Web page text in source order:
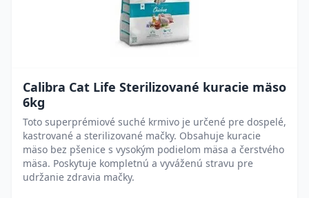
Calibra Cat Life Sterilizované kuracie mäso
6kg
Toto superprémiové suché krmivo je určené pre dospelé,
kastrované a sterilizované mačky. Obsahuje kuracie
mäso bez pšenice s vysokým podielom mäsa a čerstvého
mäsa. Poskytuje kompletnú a vyváženú stravu pre
udržanie zdravia mačky.